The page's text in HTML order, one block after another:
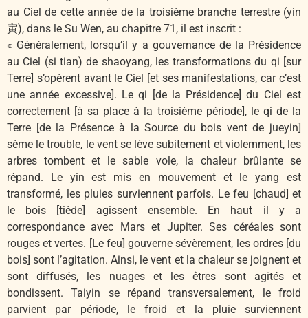
au Ciel de cette année de la troisième branche terrestre (yin
寅), dans le Su Wen, au chapitre 71, il est inscrit :
« Généralement, lorsqu’il y a gouvernance de la Présidence
au Ciel (si tian) de shaoyang, les transformations du qi [sur
Terre] s’opèrent avant le Ciel [et ses manifestations, car c’est
une année excessive]. Le qi [de la Présidence] du Ciel est
correctement [à sa place à la troisième période], le qi de la
Terre [de la Présence à la Source du bois vent de jueyin]
sème le trouble, le vent se lève subitement et violemment, les
arbres tombent et le sable vole, la chaleur brûlante se
répand. Le yin est mis en mouvement et le yang est
transformé, les pluies surviennent parfois. Le feu [chaud] et
le bois [tiède] agissent ensemble. En haut il y a
correspondance avec Mars et Jupiter. Ses céréales sont
rouges et vertes. [Le feu] gouverne sévèrement, les ordres [du
bois] sont l’agitation. Ainsi, le vent et la chaleur se joignent et
sont diffusés, les nuages et les êtres sont agités et
bondissent. Taiyin se répand transversalement, le froid
parvient par période, le froid et la pluie surviennent